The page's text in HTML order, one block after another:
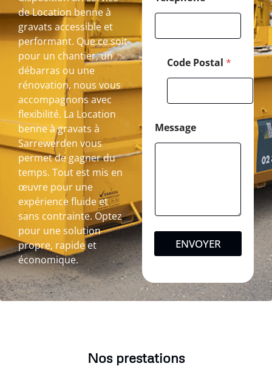
de Location benne à
gravats accessible et
performant. Que ce soit
pour un chantier, un
débarras ou une
rénovation, nous vous
accompagnons avec
flexibilité. La Location
benne à gravats à
Sarrewerden vous
permet de gagner du
temps. Tout est mis en
œuvre pour une
expérience fluide et
sans contrainte. Optez
pour une solution
propre, rapide et
économique.
Code Postal *
Message
ENVOYER
Nos prestations